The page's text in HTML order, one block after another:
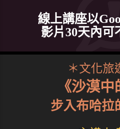
線上講座以
影片30天內可
＊文化旅
《沙漠中
步入布哈拉